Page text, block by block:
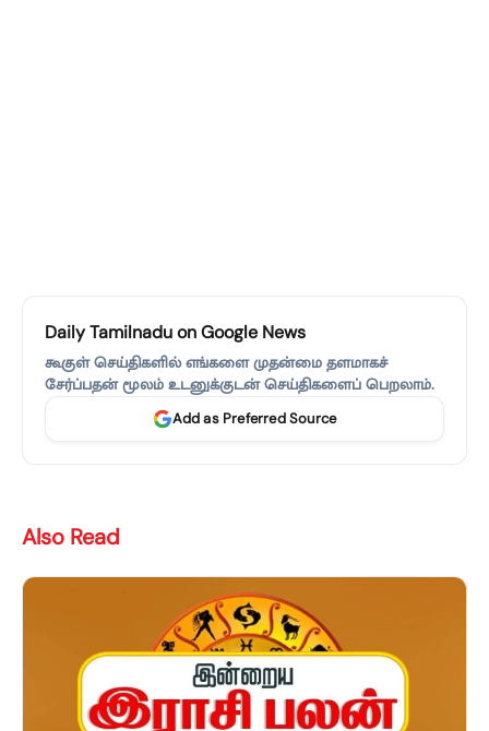
Daily Tamilnadu on Google News
கூகுள் செய்திகளில் எங்களை முதன்மை தளமாகச்
சேர்ப்பதன் மூலம் உடனுக்குடன் செய்திகளைப் பெறலாம்.
Add as Preferred Source
Also Read